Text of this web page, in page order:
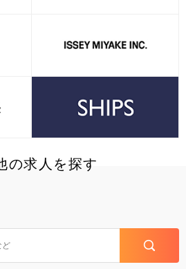
の求人を探す